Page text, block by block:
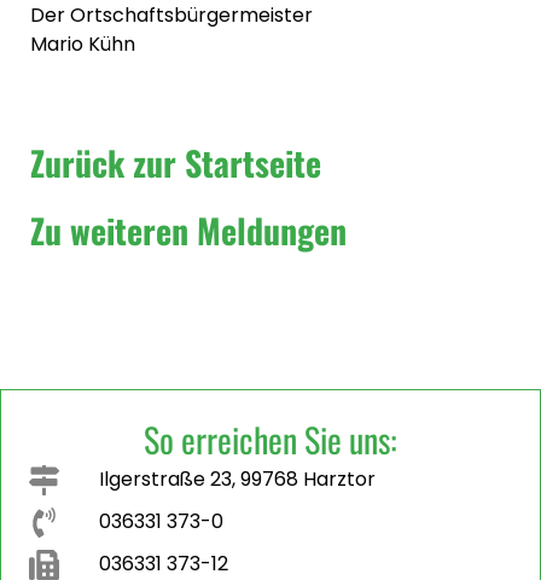
Der Ortschaftsbürgermeister
Mario Kühn
Zurück zur Startseite
Zu weiteren Meldungen
So erreichen Sie uns:
Ilgerstraße 23, 99768 Harztor
036331 373-0
036331 373-12